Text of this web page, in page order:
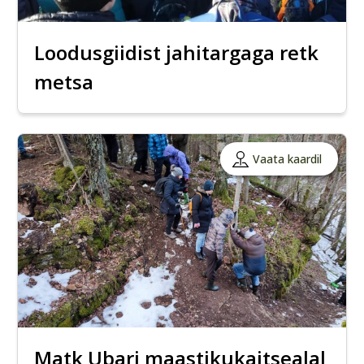
Loodusgiidist jahitargaga retk
metsa
Vaata kaardil
Matk Ubari maastikukaitsealal